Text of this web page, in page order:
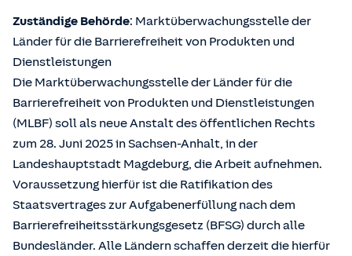
Zuständige Behörde: Marktüberwachungsstelle der
Länder für die Barrierefreiheit von Produkten und
Dienstleistungen
Die Marktüberwachungsstelle der Länder für die
Barrierefreiheit von Produkten und Dienstleistungen
(MLBF) soll als neue Anstalt des öffentlichen Rechts
zum 28. Juni 2025 in Sachsen-Anhalt, in der
Landeshauptstadt Magdeburg, die Arbeit aufnehmen.
Voraussetzung hierfür ist die Ratifikation des
Staatsvertrages zur Aufgabenerfüllung nach dem
Barrierefreiheitsstärkungsgesetz (BFSG) durch alle
Bundesländer. Alle Ländern schaffen derzeit die hierfür